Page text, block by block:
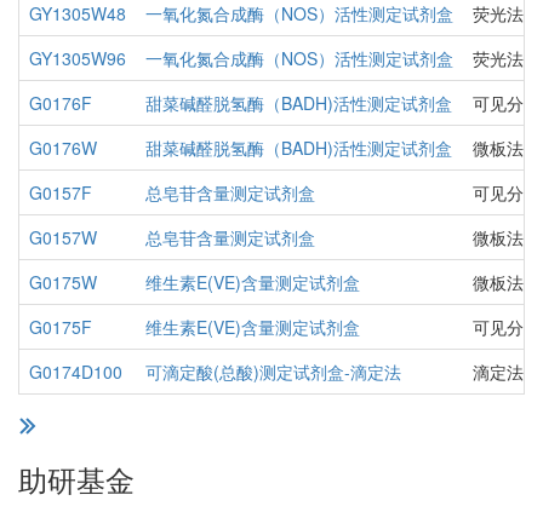
GY1305W48
一氧化氮合成酶（NOS）活性测定试剂盒
荧光法
GY1305W96
一氧化氮合成酶（NOS）活性测定试剂盒
荧光法
G0176F
甜菜碱醛脱氢酶（BADH)活性测定试剂盒
可见分
G0176W
甜菜碱醛脱氢酶（BADH)活性测定试剂盒
微板法
G0157F
总皂苷含量测定试剂盒
可见分
G0157W
总皂苷含量测定试剂盒
微板法
G0175W
维生素E(VE)含量测定试剂盒
微板法
G0175F
维生素E(VE)含量测定试剂盒
可见分
G0174D100
可滴定酸(总酸)测定试剂盒-滴定法 滴定法
助研基金